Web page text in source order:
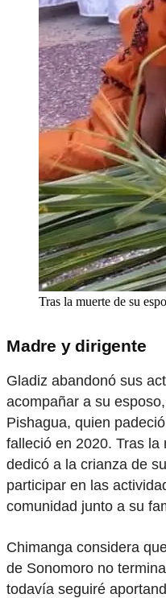
Tras la muerte de su
Madre y dirigente
Gladiz abandonó sus
acompañar a su
Pishagua, quien
falleció en 2020. Tras
dedicó a la crianza de
participar en las
comunidad junto a su
Chimanga considera
de Sonomoro no
todavía seguiré